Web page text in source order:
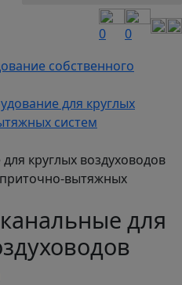
0 0
вентиляция
купить оптом и в
собственного
для круглых
систем
круглых воздуховодов
вытяжных
для